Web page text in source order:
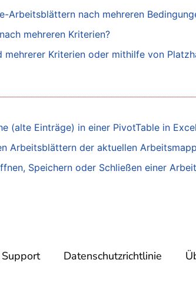
Arbeitsblättern nach mehreren
mehreren Kriterien?
Kriterien oder mithilfe von
(alte Einträge) in einer PivotTable in
Arbeitsblättern der aktuellen
Speichern oder Schließen einer
Support Datenschutzrichtlinie